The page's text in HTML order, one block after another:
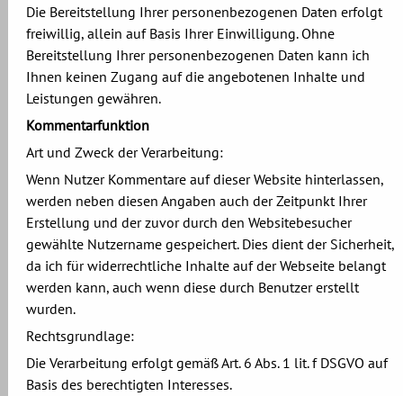
Die Bereitstellung Ihrer personenbezogenen Daten erfolgt
freiwillig, allein auf Basis Ihrer Einwilligung. Ohne
Bereitstellung Ihrer personenbezogenen Daten kann ich
Ihnen keinen Zugang auf die angebotenen Inhalte und
Leistungen gewähren.
Kommentarfunktion
Art und Zweck der Verarbeitung:
Wenn Nutzer Kommentare auf dieser Website hinterlassen,
werden neben diesen Angaben auch der Zeitpunkt Ihrer
Erstellung und der zuvor durch den Websitebesucher
gewählte Nutzername gespeichert. Dies dient der Sicherheit,
da ich für widerrechtliche Inhalte auf der Webseite belangt
werden kann, auch wenn diese durch Benutzer erstellt
wurden.
Rechtsgrundlage:
Die Verarbeitung erfolgt gemäß Art. 6 Abs. 1 lit. f DSGVO auf
Basis des berechtigten Interesses.